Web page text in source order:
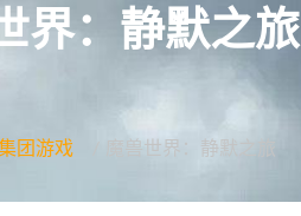
界：静默之旅
团游戏 魔兽世界：静默之旅